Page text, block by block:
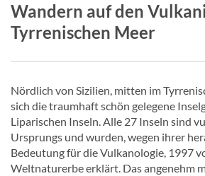
Wandern auf den
Tyrrenischen Meer
Nördlich von Sizilien, mitten im
sich die traumhaft schön gelegene
Liparischen Inseln. Alle 27 Inseln sind
Ursprungs und wurden, wegen ihrer
Bedeutung für die Vulkanologie, 1997
Weltnaturerbe erklärt. Das angenehm